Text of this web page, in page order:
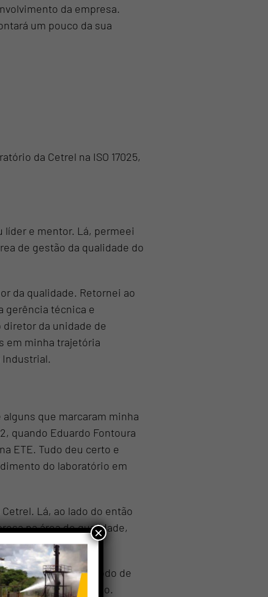
da empresa.
um pouco da sua
da Cetrel na ISO 17025,
e mentor. Lá, permeei
de gestão da qualidade do
da qualidade. Retornei ao
gerência técnica e
da unidade de
em minha trajetória
que marcaram minha
quando Eduardo Fontoura
ETE. Tudo deu certo e
do laboratório em
Lá, ao lado do então
na área de qualidade,
Cetrel (SIG).
Era um período de
pelo Laboratório.
×